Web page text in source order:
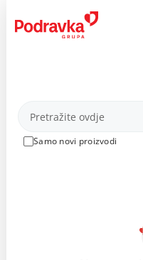
content
Proizvodi
Samo novi proizvodi